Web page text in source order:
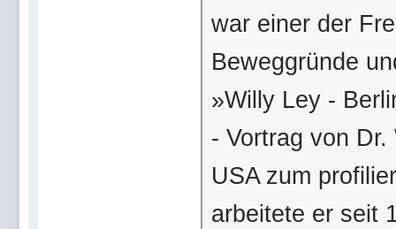
war einer der
Beweggründe
»Willy Ley -
- Vortrag von
USA zum
arbeitete er seit